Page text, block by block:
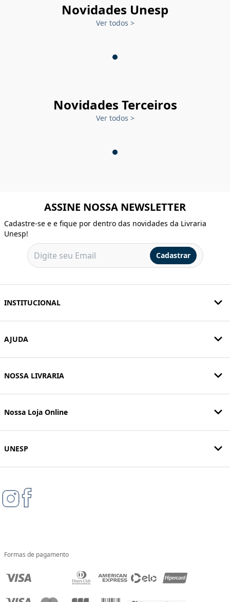
Novidades Unesp
Ver todos >
Novidades Terceiros
Ver todos >
ASSINE NOSSA NEWSLETTER
Cadastre-se e e fique por dentro das novidades da Livraria
Unesp!
Cadastrar
INSTITUCIONAL
AJUDA
NOSSA LIVRARIA
Nossa Loja Online
UNESP
Formas de pagamento